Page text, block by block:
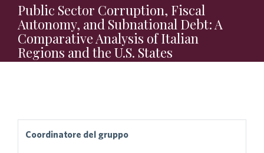
Public Sector Corruption, Fiscal
Autonomy, and Subnational Debt: A
Comparative Analysis of Italian
Regions and the U.S. States
Coordinatore del gruppo